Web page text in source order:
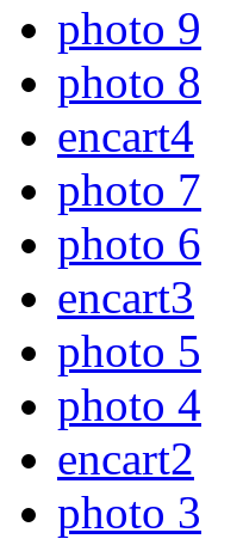
photo 9
photo 8
encart4
photo 7
photo 6
encart3
photo 5
photo 4
encart2
photo 3